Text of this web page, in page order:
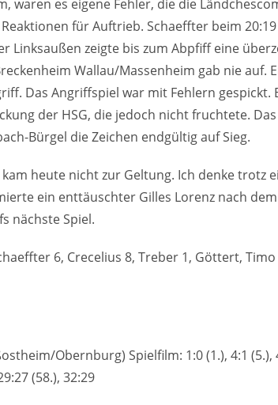
waren es eigene Fehler, die die
für Auftrieb. Schaeffter beim
Linksaußen zeigte bis zum Abpfiff eine
Wallau/Massenheim gab nie
Das Angriffspiel war mit Fehlern
der HSG, die jedoch nicht fruchtete.
Bürgel die Zeichen endgültig auf Sieg.
heute nicht zur Geltung. Ich denke
ein enttäuschter Gilles Lorenz nach
nächste Spiel.
6, Crecelius 8, Treber 1, Göttert,
Obernburg) Spielfilm: 1:0 (1.), 4:1 (5.),
(58.), 32:29